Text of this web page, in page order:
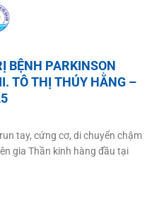
BỆNH PARKINSON
TÔ THỊ THÚY HẰNG –
tay, cứng cơ, di chuyển chậm
gia Thần kinh hàng đầu tại